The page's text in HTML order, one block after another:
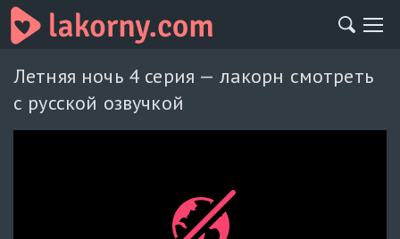
Летняя ночь 4 серия — лакорн смотреть
с русской озвучкой